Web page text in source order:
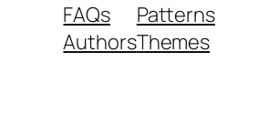
FAQs
Authors
Patterns
Themes